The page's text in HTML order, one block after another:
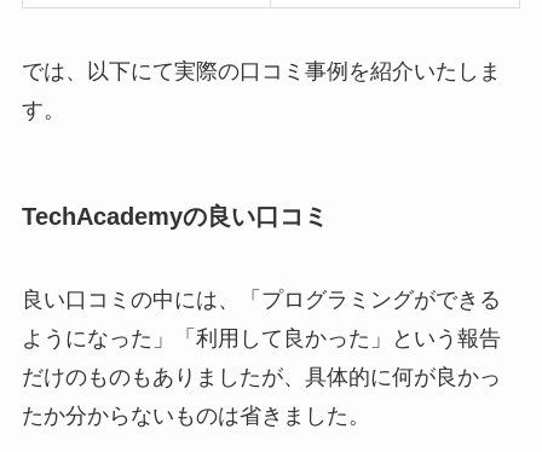
では、以下にて実際の口コミ事例を紹介いたしま
す。
TechAcademyの良い口コミ
良い口コミの中には、「プログラミングができる
ようになった」「利用して良かった」という報告
だけのものもありましたが、具体的に何が良かっ
たか分からないものは省きました。